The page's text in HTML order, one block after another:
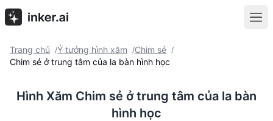
Trang chủ /Ý tưởng hình xăm /Chim sẻ /
Chim sẻ ở trung tâm của la bàn hình học
Hình Xăm Chim sẻ ở trung tâm của la bàn
hình học